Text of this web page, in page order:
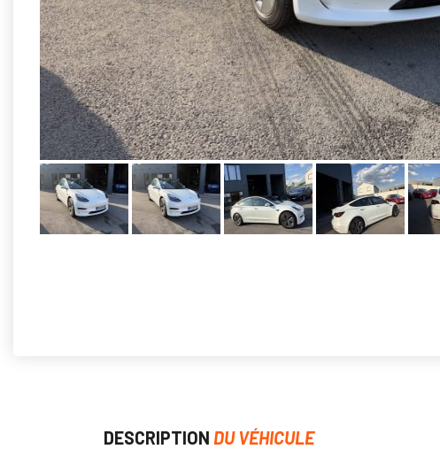
DESCRIPTION DU VÉHICULE